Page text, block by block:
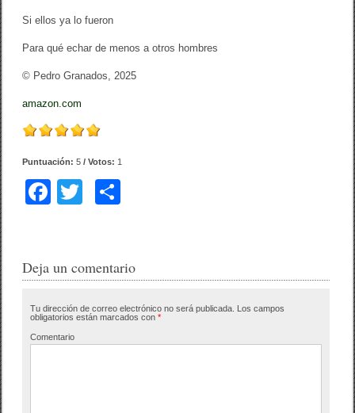
Si ellos ya lo fueron
Para qué echar de menos a otros hombres
© Pedro Granados, 2025
amazon.com
Puntuación:5 / Votos: 1
F
e
o
o
er p
tir
Deja un comentario
Tu dirección de correo electrónico no será publicada. Los campos
obligatorios están marcados con*
Comentario